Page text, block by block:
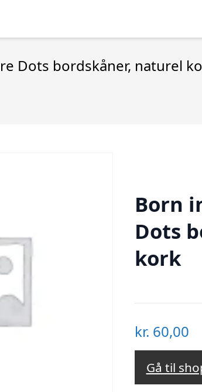
Dots bordskåner, naturel
Born
Dots
kork
kr. 60,00
Gå til